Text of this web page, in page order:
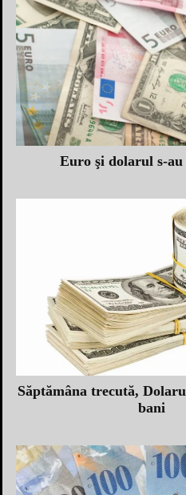
Euro şi dolarul s-au
Săptămâna trecută,
bani